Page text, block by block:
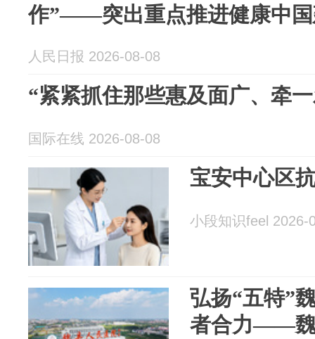
作”——突出重点推进健康中国
人民日报 2026-08-08
“紧紧抓住那些惠及面广、牵
国际在线 2026-08-08
宝安中心区
小段知识feel 2026-
弘扬“五特”魏医精
者合力——魏